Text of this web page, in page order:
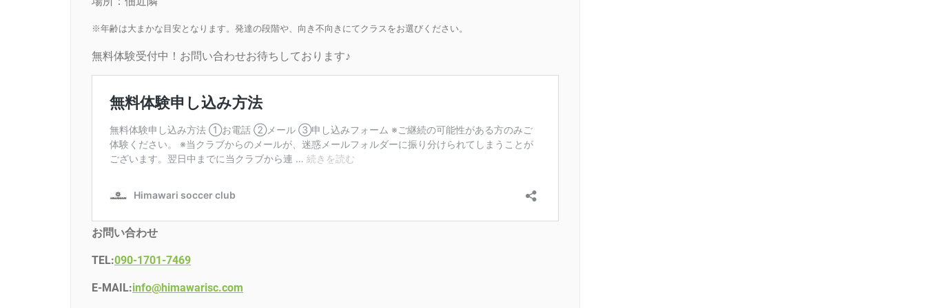
※年齢は大まかな目安となります。発達の段階や、向き不向きにてクラスをお選びください。
無料体験受付中！お問い合わせお待ちしております♪
お問い合わせ
TEL:090-1701-7469
E-MAIL:info@himawarisc.com